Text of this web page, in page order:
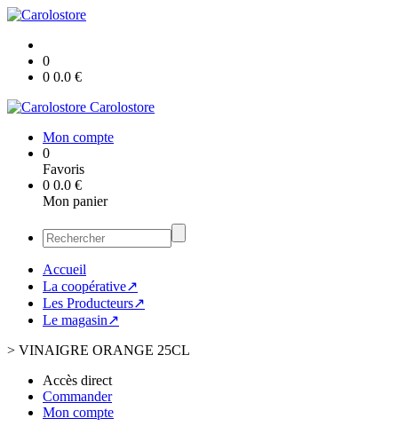
0
0 0.0 €
Carolostore
Mon compte
0
Favoris
0 0.0 €
Mon panier
Accueil
La coopérative↗
Les Producteurs↗
Le magasin↗
> VINAIGRE ORANGE 25CL
Accès direct
Commander
Mon compte